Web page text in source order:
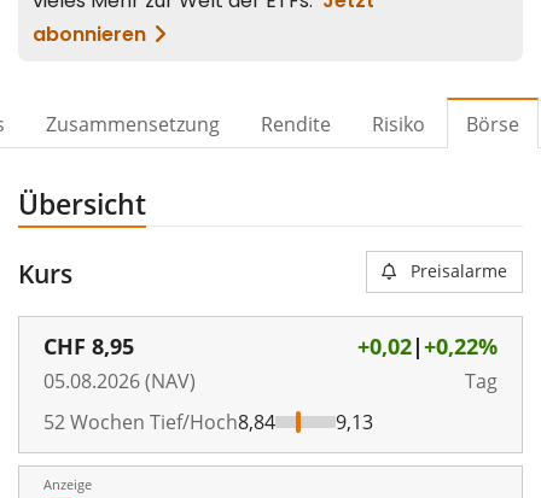
Zusammensetzung Rendite Risiko Börse
Übersicht
Kurs Preisalarme
CHF 8,95
05.08.2026 (NAV)
+0,02|+0,22%
Tag
52 Wochen Tief/Hoch8,84 9,13
Anzeige